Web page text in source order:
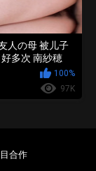
人の母 被儿子
多次 南紗穂
100%
97K
合作